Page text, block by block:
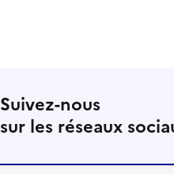
Suivez-nous
sur les réseaux